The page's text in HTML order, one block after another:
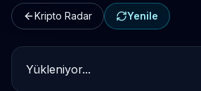
Kripto Radar Yenile
Yükleniyor...